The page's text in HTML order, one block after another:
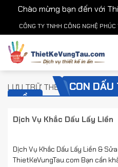
Chào mừng bạn đến với
Chuyển
đến
nội
dung
CÔNG TY TNHH CÔNG NGHỆ PHÚC
LƯU TRỮ THẺ:
CON DẤU
CẦU
Dịch Vụ Khắc Dấu Lấy Liền
Dịch Vụ Khắc Dấu Lấy Liền &
ThietKeVungTau.com Bạn cần